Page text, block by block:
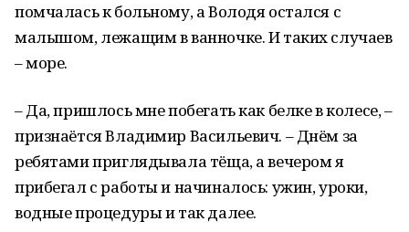
помчалась к больному, а Володя остался с
малышом, лежащим в ванночке. И таких случаев
– море.
– Да, пришлось мне побегать как белке в колесе, –
признаётся Владимир Васильевич. – Днём за
ребятами приглядывала тёща, а вечером я
прибегал с работы и начиналось: ужин, уроки,
водные процедуры и так далее.